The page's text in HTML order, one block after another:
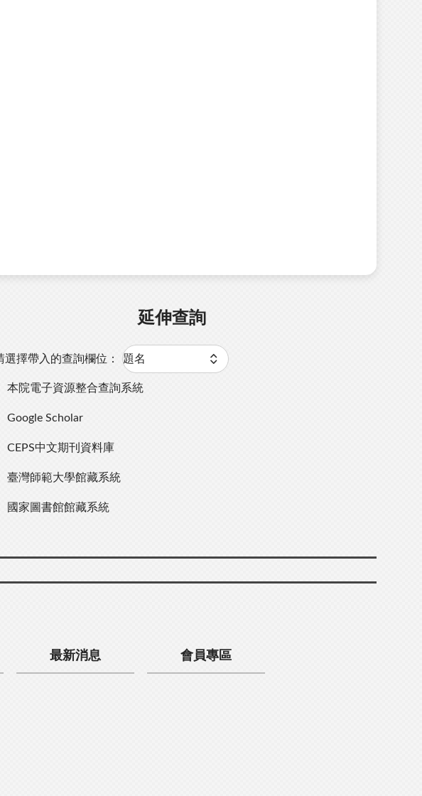
延伸查詢
選擇帶入的查詢欄位：
本院電子資源整合查詢系統
Google Scholar
CEPS中文期刊資料庫
臺灣師範大學館藏系統
國家圖書館館藏系統
最新消息 會員專區